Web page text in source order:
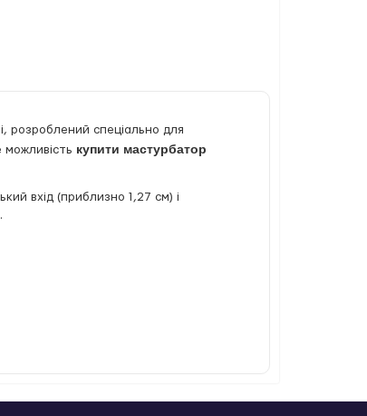
розроблений спеціально для
купити мастурбатор
вхід (приблизно 1,27 см) і